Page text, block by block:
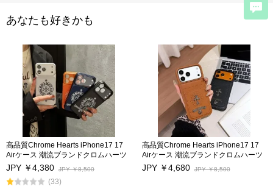
あなたも好きかも
高品質Chrome Hearts iPhone17 17
Airケース 潮流ブランドクロムハーツ
アイフォン17プロ/17Pro Max保護カ
バー男女兼用 iphone16/16Pro/16Pro
Max携帯スマホケースカードポケット
JPY ￥4,380 JPY ￥8,500
(33)
高品質Chrome Hearts iPhone17 17
Airケース 潮流ブランドクロムハーツ
アイフォン17プロ/17Pro Max保護カ
バー男女兼用 iphone16/16Pro/16Pro
JPY ￥4,680 JPY ￥8,500